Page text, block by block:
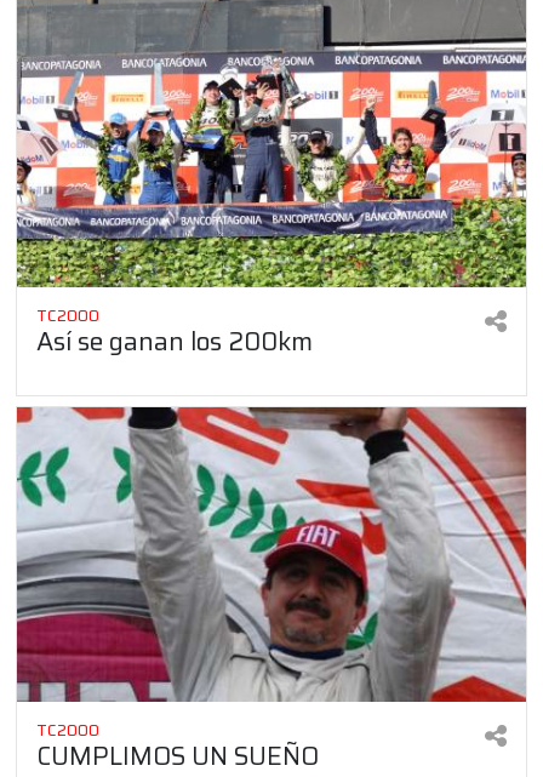
TC2000
Así se ganan los 200km
TC2000
CUMPLIMOS UN SUEÑO